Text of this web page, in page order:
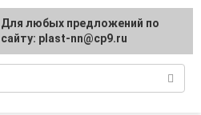
и сервисы
Для любых предложений по
сайту: plast-nn@cp9.ru